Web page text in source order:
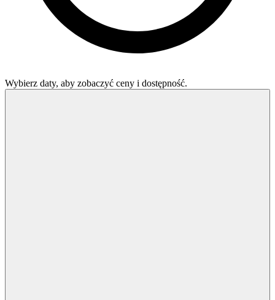
Wybierz daty, aby zobaczyć ceny i dostępność.